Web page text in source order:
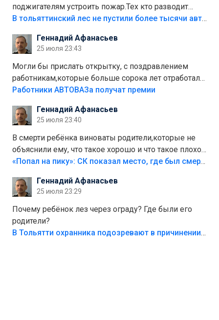
поджигателям устроить пожар.Тех кто разводит
костры,тех надо безбожно штрафовать.Камер полно
Штрафы мизерные.
В тольяттинский лес не пустили более тысячи автомобилей
Геннадий Афанасьев
25 июля 23:43
Могли бы прислать открытку, с поздравлением
работникам,которые больше сорока лет отработали
на предприятии.
Работники АВТОВАЗа получат премии
Геннадий Афанасьев
25 июля 23:40
В смерти ребёнка виноваты родители,которые не
объяснили ему, что такое хорошо и что такое плохо!
Лезть через такой забор,верх безумия,есть же
свою судьбу.
«Попал на пику»: СК показал место, где был смертельно травмирован ребенок в Тольятти
Геннадий Афанасьев
25 июля 23:29
Почему ребёнок лез через ограду? Где были его
родители?
В Тольятти охранника подозревают в причинении смерти ребенку